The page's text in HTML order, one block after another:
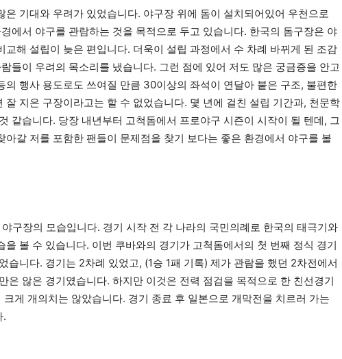
은 기대와 우려가 있었습니다. 야구장 위에 돔이 설치되어있어 우천으로
에서 야구를 관람하는 것을 목적으로 두고 있습니다. 한국의 돔구장은 야
교해 설립이 늦은 편입니다. 더욱이 설립 과정에서 수 차례 바뀌게 된 조감
들이 우려의 목소리를 냈습니다. 그런 점에 있어 저도 많은 궁금증을 안고
의 행사 용도로도 쓰여질 만큼 30이상의 좌석이 연달아 붙은 구조, 불편한
잘 지은 구장이라고는 할 수 없었습니다. 몇 년에 걸친 설립 기간과, 천문학
같습니다. 당장 내년부터 고척돔에서 프로야구 시즌이 시작이 될 텐데, 그
갈 저를 포함한 팬들이 문제점을 찾기 보다는 좋은 환경에서 야구를 볼
구장의 모습입니다. 경기 시작 전 각 나라의 국민의례로 한국의 태극기와
을 볼 수 있습니다. 이번 쿠바와의 경기가 고척돔에서의 첫 번째 정식 경기
습니다. 경기는 2차례 있었고, (1승 1패 기록) 제가 관람을 했던 2차전에서
은 않은 경기였습니다. 하지만 이것은 전력 점검을 목적으로 한 친선경기
크게 개의치는 않았습니다. 경기 종료 후 일본으로 개막전을 치르러 가는
.